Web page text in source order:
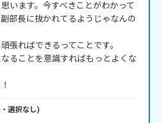
います。今すべきことがわかって
部長に抜かれてるようじゃなんの
張ればできるってことです。
ることを意識すればもっとよくな
選択なし)